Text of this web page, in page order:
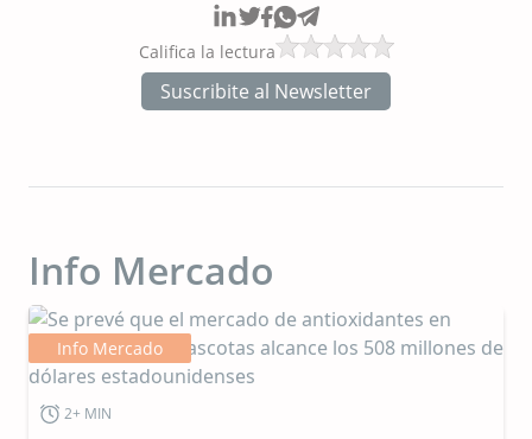
Califica la lectura
Suscribite al Newsletter
Info Mercado
Info Mercado
2+ MIN